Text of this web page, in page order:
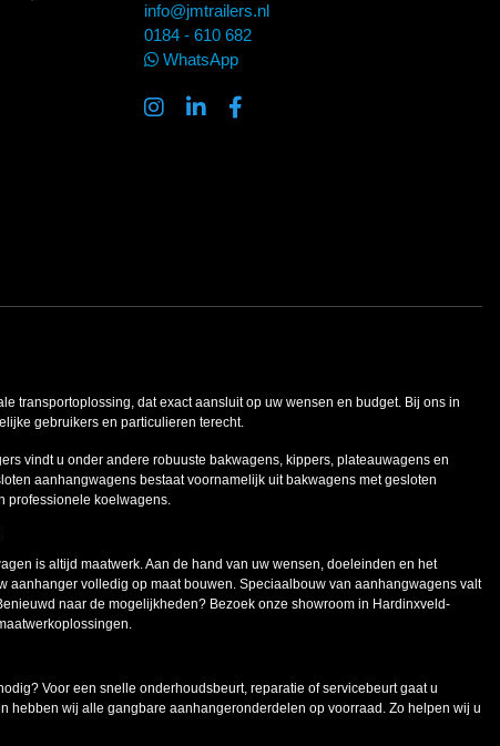
info@jmtrailers.nl
0184 - 610 682
WhatsApp
transportoplossing, dat exact aansluit op uw wensen en budget. Bij ons in
gebruikers en particulieren terecht.
vindt u onder andere robuuste bakwagens, kippers, plateauwagens en
aanhangwagens bestaat voornamelijk uit bakwagens met gesloten
professionele koelwagens.
is altijd maatwerk. Aan de hand van uw wensen, doeleinden en het
aanhanger volledig op maat bouwen. Speciaalbouw van aanhangwagens valt
naar de mogelijkheden? Bezoek onze showroom in Hardinxveld-
Voor een snelle onderhoudsbeurt, reparatie of servicebeurt gaat u
hebben wij alle gangbare aanhangeronderdelen op voorraad. Zo helpen wij u